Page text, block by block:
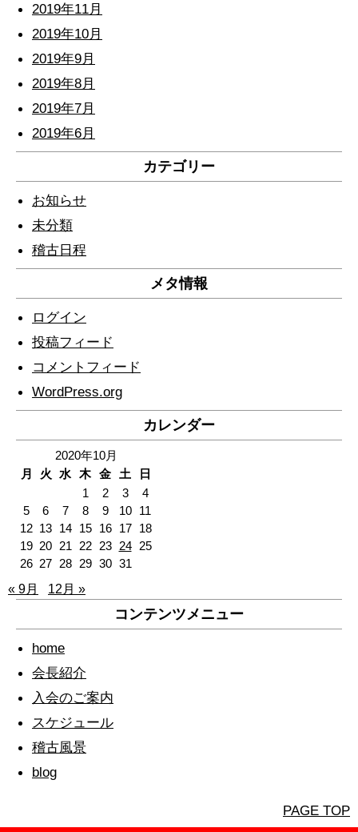
2019年11月
2019年10月
2019年9月
2019年8月
2019年7月
2019年6月
カテゴリー
お知らせ
未分類
稽古日程
メタ情報
ログイン
投稿フィード
コメントフィード
WordPress.org
カレンダー
2020年10月
月
火 水 木 金 土
日
1
2 3
4
5
6 7 8 9 10
11
12 13 14 15 16 17
18
19 20 21 22 23 24
25
26 27 28 29 30 31
« 9月 12月 »
コンテンツメニュー
home
会長紹介
入会のご案内
スケジュール
稽古風景
blog
PAGE TOP